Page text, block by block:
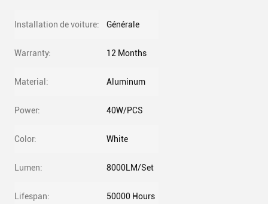
Installation de voiture: Générale
Warranty: 12 Months
Material: Aluminum
Power: 40W/PCS
Color: White
Lumen: 8000LM/Set
Lifespan: 50000 Hours